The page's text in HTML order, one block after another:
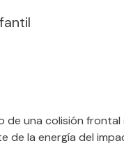
una colisión
de la energía del